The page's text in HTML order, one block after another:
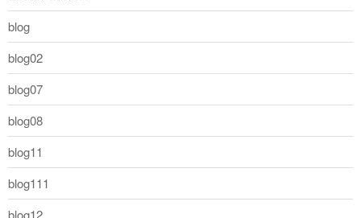
blog
blog02
blog07
blog08
blog11
blog111
blog12